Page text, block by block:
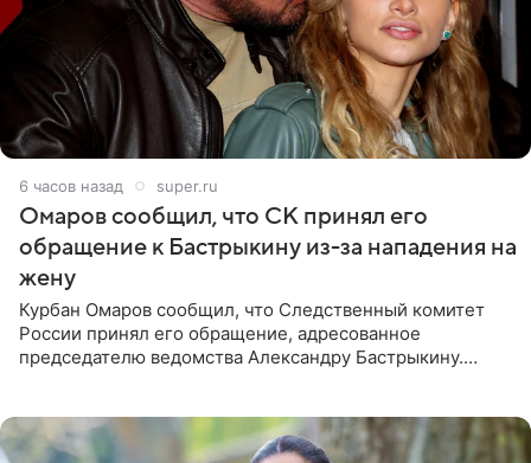
6 часов назад super.ru
Омаров сообщил, что СК принял его
обращение к Бастрыкину из-за нападения на
жену
Курбан Омаров сообщил, что Следственный комитет
России принял его обращение, адресованное
председателю ведомства Александру Бастрыкину.